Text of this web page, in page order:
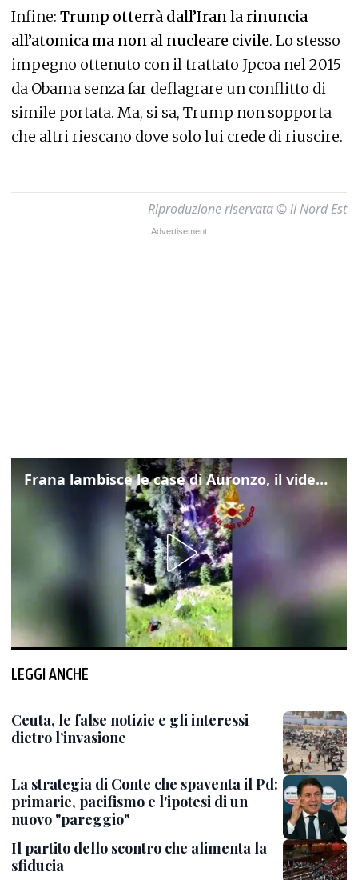
Infine: Trump otterrà dall’Iran la rinuncia
all’atomica ma non al nucleare civile. Lo stesso
impegno ottenuto con il trattato Jpcoa nel 2015
da Obama senza far deflagrare un conflitto di
simile portata. Ma, si sa, Trump non sopporta
che altri riescano dove solo lui crede di riuscire.
Riproduzione riservata © il Nord Est
Frana lambisce le case di Auronzo, il video dall'elicottero dei vigili del fuoco
LEGGI ANCHE
Ceuta, le false notizie e gli interessi
dietro l’invasione
La strategia di Conte che spaventa il Pd:
primarie, pacifismo e l'ipotesi di un
nuovo "pareggio"
Il partito dello scontro che alimenta la
sfiducia